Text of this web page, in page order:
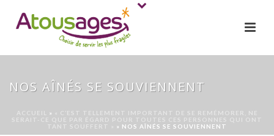
NOS AÎNÉS SE SOUVIENNENT
ACCUEIL »
« C’EST TELLEMENT IMPORTANT DE SE REMÉMORER, NE
SERAIT-CE QUE PAR ÉGARD POUR TOUTES CES PERSONNES QUI ONT
TANT SOUFFERT »
» NOS AÎNÉS SE SOUVIENNENT